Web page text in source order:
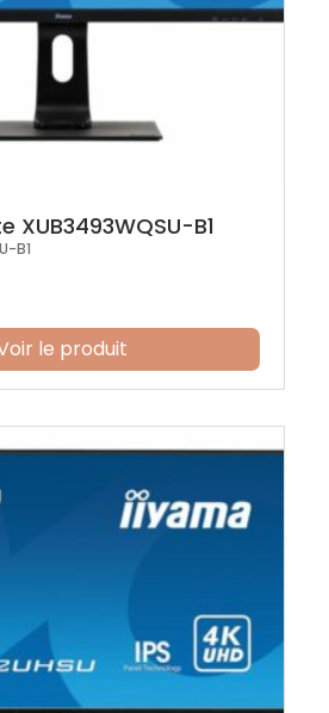
XUB3493WQSU-B1
B1
le produit